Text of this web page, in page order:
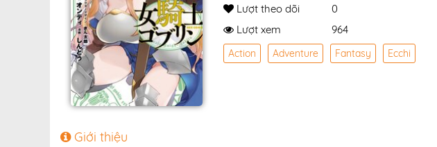
Lượt theo dõi
0
Lượt xem
964
Action Adventure Fantasy Ecchi
Giới thiệu